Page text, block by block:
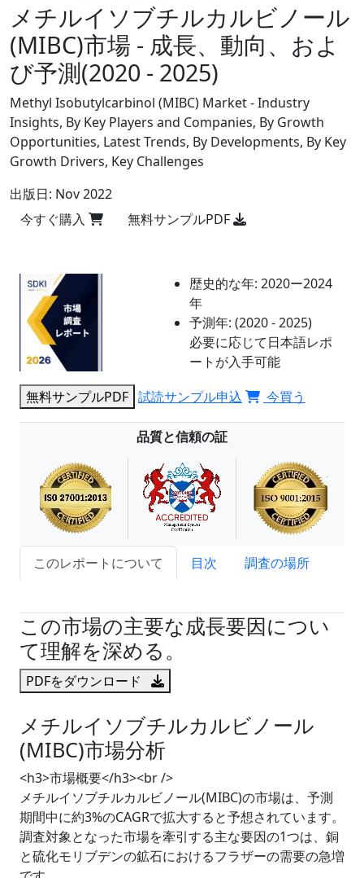
メチルイソブチルカルビノール
(MIBC)市場 - 成長、動向、およ
び予測(2020 - 2025)
Methyl Isobutylcarbinol (MIBC) Market - Industry
Insights, By Key Players and Companies, By Growth
Opportunities, Latest Trends, By Developments, By Key
Growth Drivers, Key Challenges
出版日: Nov 2022
今すぐ購入
無料サンプルPDF
歴史的な年: 2020ー2024
年
予測年: (2020 - 2025)
必要に応じて日本語レポ
ートが入手可能
無料サンプルPDF 試読サンプル申込 今買う
品質と信頼の証
このレポートについて 目次
調査の場所
この市場の主要な成長要因につい
て理解を深める。
PDFをダウンロード
メチルイソブチルカルビノール
(MIBC)市場分析
<h3>市場概要</h3><br />
メチルイソブチルカルビノール(MIBC)の市場は、予測
期間中に約3%のCAGRで拡大すると予想されています。
調査対象となった市場を牽引する主な要因の1つは、銅
と硫化モリブデンの鉱石におけるフラザーの需要の急増